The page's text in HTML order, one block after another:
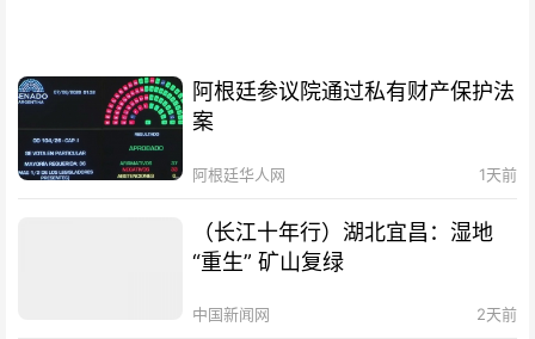
阿根廷参议院通过私有财产保护法
案
阿根廷华人网 1天前
（长江十年行）湖北宜昌：湿地
“重生” 矿山复绿
中国新闻网 2天前